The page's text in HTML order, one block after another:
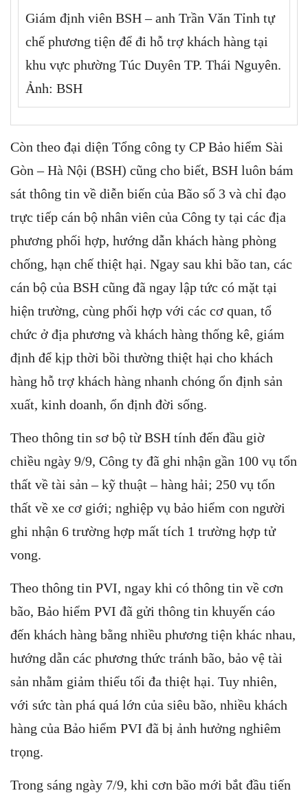
Giám định viên BSH – anh Trần Văn Tỉnh tự
chế phương tiện để đi hỗ trợ khách hàng tại
khu vực phường Túc Duyên TP. Thái Nguyên.
Ảnh: BSH
Còn theo đại diện Tổng công ty CP Bảo hiểm Sài
Gòn – Hà Nội (BSH) cũng cho biết, BSH luôn bám
sát thông tin về diễn biến của Bão số 3 và chỉ đạo
trực tiếp cán bộ nhân viên của Công ty tại các địa
phương phối hợp, hướng dẫn khách hàng phòng
chống, hạn chế thiệt hại. Ngay sau khi bão tan, các
cán bộ của BSH cũng đã ngay lập tức có mặt tại
hiện trường, cùng phối hợp với các cơ quan, tổ
chức ở địa phương và khách hàng thống kê, giám
định để kịp thời bồi thường thiệt hại cho khách
hàng hỗ trợ khách hàng nhanh chóng ổn định sản
xuất, kinh doanh, ổn định đời sống.
Theo thông tin sơ bộ từ BSH tính đến đầu giờ
chiều ngày 9/9, Công ty đã ghi nhận gần 100 vụ tổn
thất về tài sản – kỹ thuật – hàng hải; 250 vụ tổn
thất về xe cơ giới; nghiệp vụ bảo hiểm con người
ghi nhận 6 trường hợp mất tích 1 trường hợp tử
vong.
Theo thông tin PVI, ngay khi có thông tin về cơn
bão, Bảo hiểm PVI đã gửi thông tin khuyến cáo
đến khách hàng bằng nhiều phương tiện khác nhau,
hướng dẫn các phương thức tránh bão, bảo vệ tài
sản nhằm giảm thiểu tối đa thiệt hại. Tuy nhiên,
với sức tàn phá quá lớn của siêu bão, nhiều khách
hàng của Bảo hiểm PVI đã bị ảnh hưởng nghiêm
trọng.
Trong sáng ngày 7/9, khi cơn bão mới bắt đầu tiến